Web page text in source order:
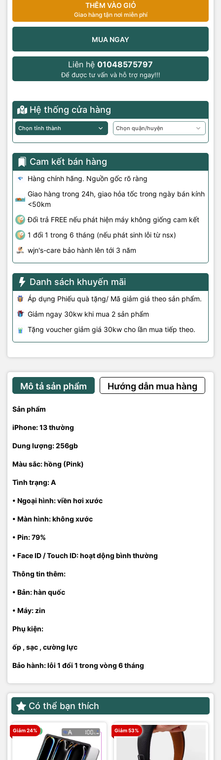
THÊM VÀO GIỎ
Giao hàng tận nơi miễn phí
MUA NGAY
Liên hệ 01048575797
Để được tư vấn và hỗ trợ ngay!!!
Hệ thống cửa hàng
Cam kết bán hàng
Hàng chính hãng. Nguồn gốc rõ ràng
Giao hàng trong 24h, giao hỏa tốc trong ngày bán kính
<50km
Đổi trả FREE nếu phát hiện máy không giống cam kết
1 đổi 1 trong 6 tháng (nếu phát sinh lỗi từ nsx)
wjn's-care bảo hành lên tới 3 năm
Danh sách khuyến mãi
Áp dụng Phiếu quà tặng/ Mã giảm giá theo sản phẩm.
Giảm ngay 30kw khi mua 2 sản phẩm
Tặng voucher giảm giá 30kw cho lần mua tiếp theo.
Mô tả sản phẩm Hướng dẫn mua hàng
Sản phẩm
iPhone: 13 thường
Dung lượng: 256gb
Màu sắc: hồng (Pink)
Tình trạng: A
• Ngoại hình: viền hơi xước
• Màn hình: không xước
• Pin: 79%
• Face ID / Touch ID: hoạt dộng bình thường
Thông tin thêm:
• Bản: hàn quốc
• Máy: zin
Phụ kiện:
ốp , sạc , cường lực
Bảo hành: lỗi 1 đổi 1 trong vòng 6 tháng
Có thể bạn thích
Giảm 24% Giảm 53%